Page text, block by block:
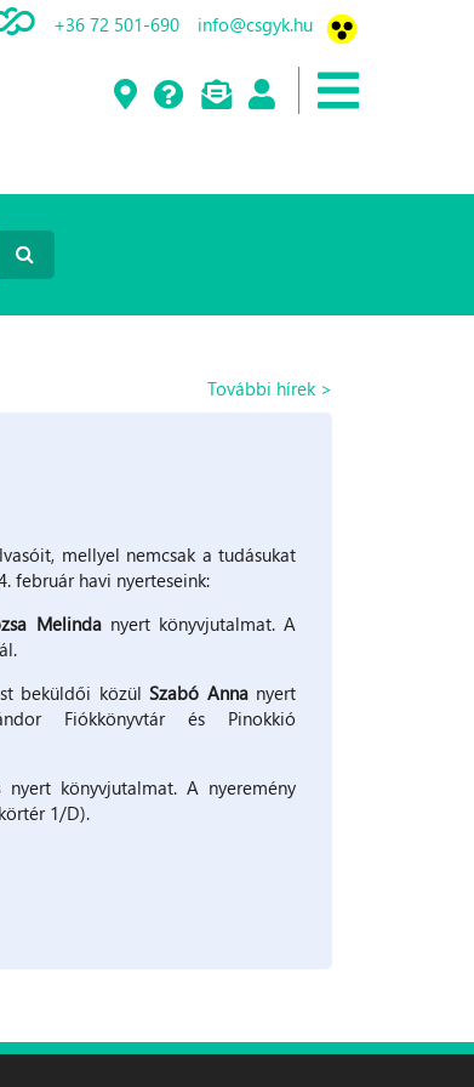
+36 72 501-690 info@csgyk.hu
További hírek >
mellyel nemcsak a tudásukat
február havi nyerteseink:
Melindanyert könyvjutalmat. A
beküldői közülSzabó Anna nyert
Fiókkönyvtár és Pinokkió
nyert könyvjutalmat. A nyeremény
1/D).